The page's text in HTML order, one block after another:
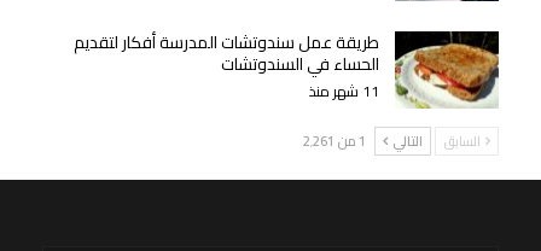
طريقة عمل سندوتشات المدرسة أفكار لتقديم
الحساء في السندوتشات
11 شهر منذ
السابق التالي 1 من 2٬261